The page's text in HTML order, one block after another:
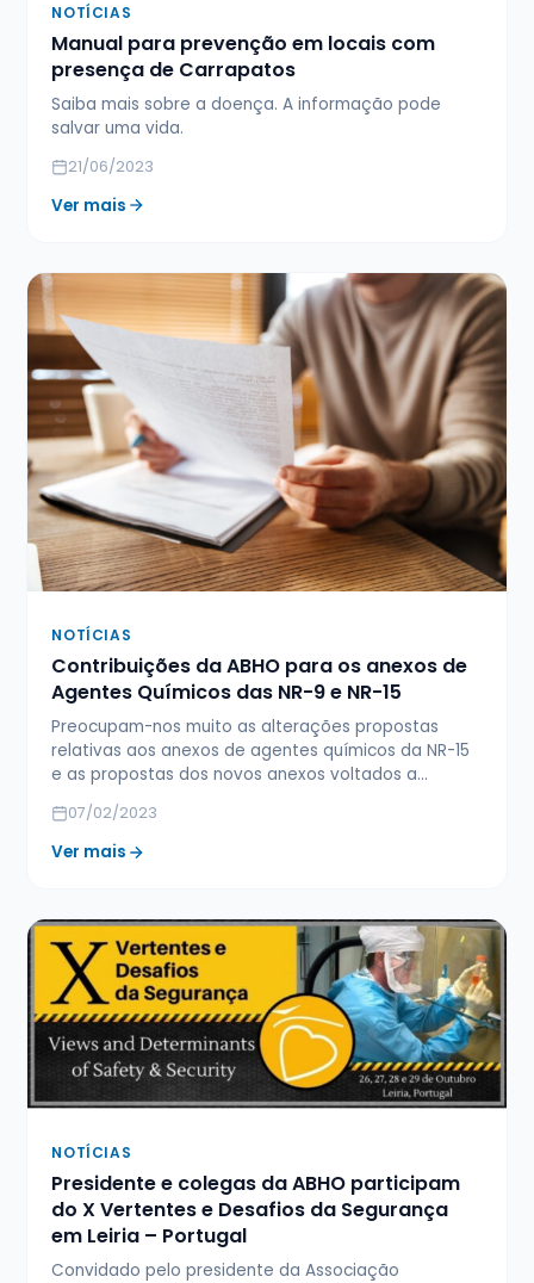
NOTÍCIAS
Manual para prevenção em locais com
presença de Carrapatos
Saiba mais sobre a doença. A informação pode
salvar uma vida.
21/06/2023
Ver mais
NOTÍCIAS
Contribuições da ABHO para os anexos de
Agentes Químicos das NR-9 e NR-15
Preocupam-nos muito as alterações propostas
relativas aos anexos de agentes químicos da NR-15
e as propostas dos novos anexos voltados a…
07/02/2023
Ver mais
NOTÍCIAS
Presidente e colegas da ABHO participam
do X Vertentes e Desafios da Segurança
em Leiria – Portugal
Convidado pelo presidente da Associação